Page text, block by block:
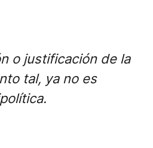
o justificación de la
tal, ya no es